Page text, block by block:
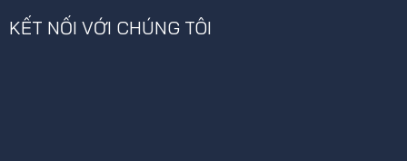
e
b
t
t
t
u
k
e
KẾT NỐI VỚI CHÚNG TÔI